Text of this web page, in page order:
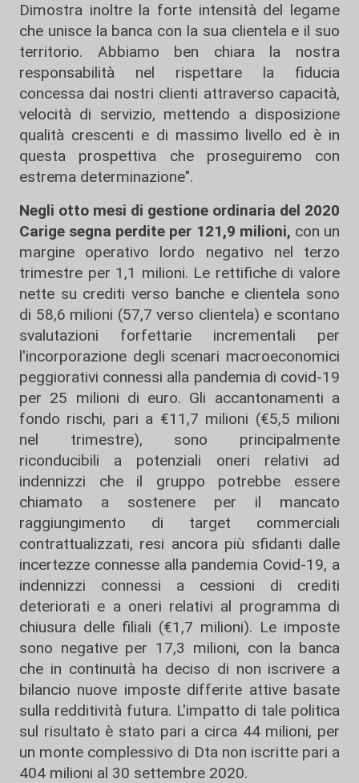
Dimostra inoltre la forte intensità del legame
che unisce la banca con la sua clientela e il suo
territorio. Abbiamo ben chiara la nostra
responsabilità nel rispettare la fiducia
concessa dai nostri clienti attraverso capacità,
velocità di servizio, mettendo a disposizione
qualità crescenti e di massimo livello ed è in
questa prospettiva che proseguiremo con
estrema determinazione".
Negli otto mesi di gestione ordinaria del 2020
Carige segna perdite per 121,9 milioni, con un
margine operativo lordo negativo nel terzo
trimestre per 1,1 milioni. Le rettifiche di valore
nette su crediti verso banche e clientela sono
di 58,6 milioni (57,7 verso clientela) e scontano
svalutazioni forfettarie incrementali per
l'incorporazione degli scenari macroeconomici
peggiorativi connessi alla pandemia di covid-19
per 25 milioni di euro. Gli accantonamenti a
fondo rischi, pari a €11,7 milioni (€5,5 milioni
nel trimestre), sono principalmente
riconducibili a potenziali oneri relativi ad
indennizzi che il gruppo potrebbe essere
chiamato a sostenere per il mancato
raggiungimento di target commerciali
contrattualizzati, resi ancora più sfidanti dalle
incertezze connesse alla pandemia Covid-19, a
indennizzi connessi a cessioni di crediti
deteriorati e a oneri relativi al programma di
chiusura delle filiali (€1,7 milioni). Le imposte
sono negative per 17,3 milioni, con la banca
che in continuità ha deciso di non iscrivere a
bilancio nuove imposte differite attive basate
sulla redditività futura. L'impatto di tale politica
sul risultato è stato pari a circa 44 milioni, per
un monte complessivo di Dta non iscritte pari a
404 milioni al 30 settembre 2020.